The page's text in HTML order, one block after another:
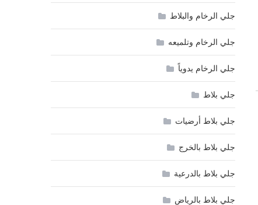
جلي الرخام والبلاط
جلي الرخام وتلميعه
جلي الرخام يدوياً
جلي بلاط
جلي بلاط أرضيات
جلي بلاط بالخرج
جلي بلاط بالدرعية
جلي بلاط بالرياض